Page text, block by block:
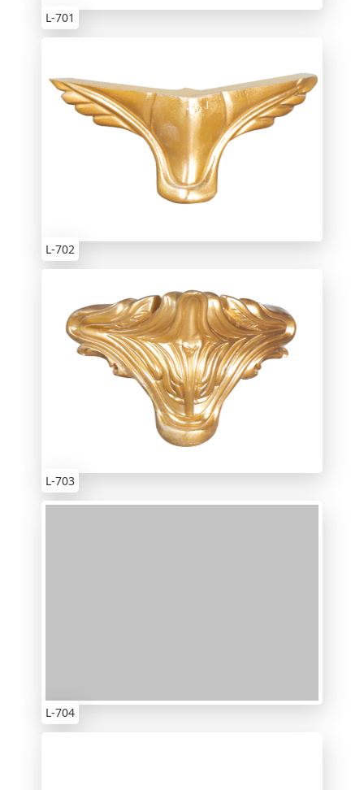
L-701
L-702
L-703
L-704